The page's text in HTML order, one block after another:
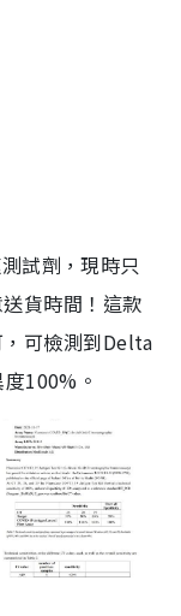
試劑，現時只
貨時間！這款
可檢測到Delta
100%。